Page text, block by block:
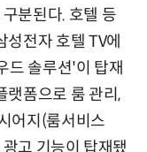
분된다. 호텔 등
전자 호텔 TV에
드 솔루션'이 탑재
랫폼으로 룸 관리,
어지(룸서비스
고 기능이 탑재됐